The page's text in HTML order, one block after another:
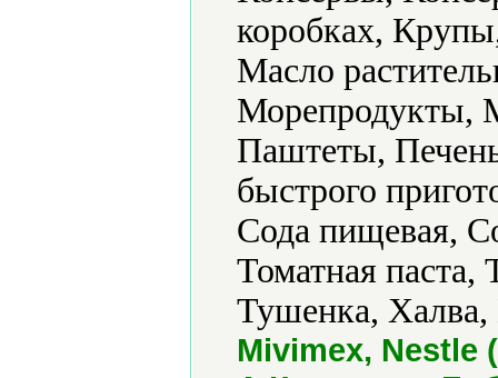
коробках,
Масло
Морепродукты,
Паштеты,
быстрого
Сода пищевая,
Томатная
Тушенка,
Mivimex, Nestle